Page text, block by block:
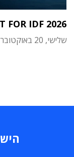
FOR IDF 2026
שלישי, 20 באוקטובר 2026